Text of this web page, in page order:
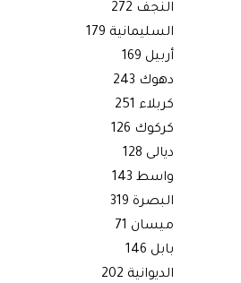
النجف 272
السليمانية 179
أربيل 169
دهوك 243
كربلاء 251
كركوك 126
ديالى 128
واسط 143
البصرة 319
ميسان 71
بابل 146
الديوانية 202